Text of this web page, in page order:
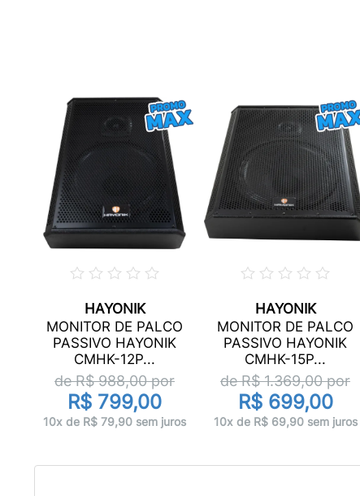
HAYONIK
MONITOR DE PALCO
PASSIVO HAYONIK
CMHK-12P...
de R$988,00por
R$ 799,00
10x de R$ 79,90 sem juros
HAYONIK
MONITOR DE PALCO
PASSIVO HAYONIK
CMHK-15P...
de R$1.369,00por
R$ 699,00
10x de R$ 69,90 sem juros